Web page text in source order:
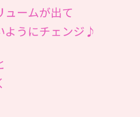
ュームが出て
ようにチェンジ♪